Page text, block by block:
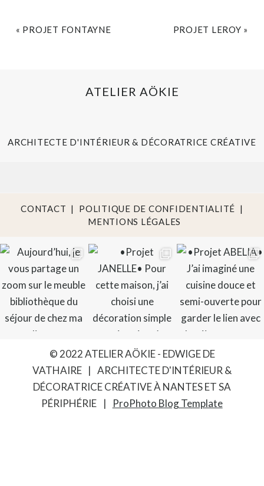
« PROJET FONTAYNE PROJET LEROY »
ATELIER AÖKIE
ARCHITECTE D'INTÉRIEUR & DÉCORATRICE CRÉATIVE
CONTACT | POLITIQUE DE CONFIDENTIALITÉ |
MENTIONS LÉGALES
© 2022 ATELIER AÖKIE - EDWIGE DE
VATHAIRE | ARCHITECTE D'INTÉRIEUR &
DÉCORATRICE CRÉATIVE À NANTES ET SA
PÉRIPHÉRIE
| ProPhoto Blog Template